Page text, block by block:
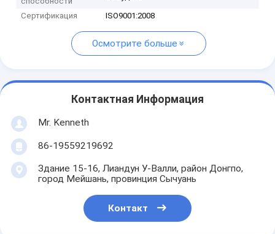
Сертификация ISO9001:2008
Осмотрите больше
Контактная Информация
Mr. Kenneth
86-19559219692
Здание 15-16, Лиандун У-Валли, район Донгпо,
город Мейшань, провинция Сычуань
Контакт